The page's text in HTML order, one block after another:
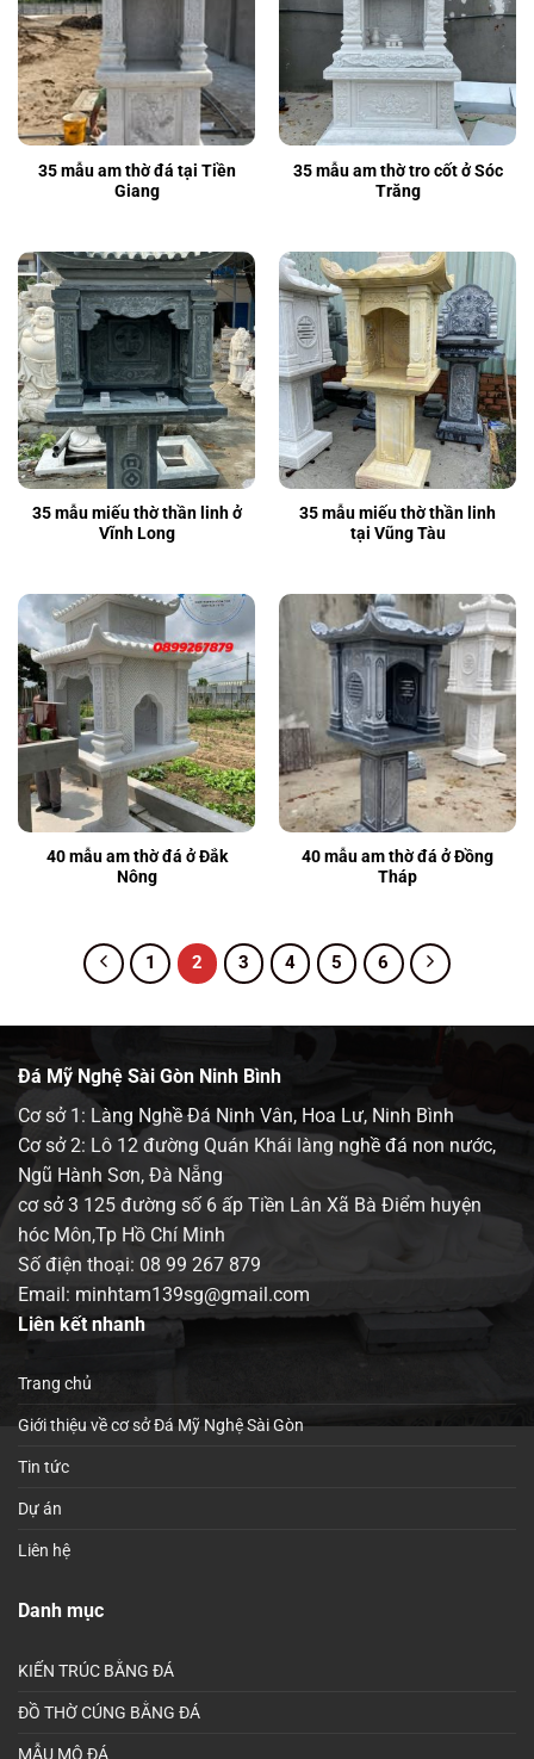
35 mẫu am thờ đá tại Tiền
Giang
35 mẫu am thờ tro cốt ở Sóc
Trăng
35 mẫu miếu thờ thần linh ở
Vĩnh Long
35 mẫu miếu thờ thần linh
tại Vũng Tàu
40 mẫu am thờ đá ở Đắk
Nông
40 mẫu am thờ đá ở Đồng
Tháp
1 2 3 4 5 6
Đá Mỹ Nghệ Sài Gòn Ninh Bình
Cơ sở 1: Làng Nghề Đá Ninh Vân, Hoa Lư, Ninh Bình
Cơ sở 2: Lô 12 đường Quán Khái làng nghề đá non nước,
Ngũ Hành Sơn, Đà Nẵng
cơ sở 3 125 đường số 6 ấp Tiền Lân Xã Bà Điểm huyện
hóc Môn,Tp Hồ Chí Minh
Số điện thoại: 08 99 267 879
Email: minhtam139sg@gmail.com
Liên kết nhanh
Trang chủ
Giới thiệu về cơ sở Đá Mỹ Nghệ Sài Gòn
Tin tức
Dự án
Liên hệ
Danh mục
KIẾN TRÚC BẰNG ĐÁ
ĐỒ THỜ CÚNG BẰNG ĐÁ
MẪU MỘ ĐÁ